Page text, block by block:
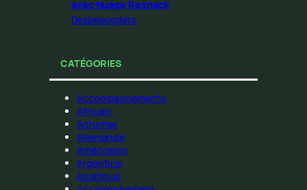
avec Nuage Resnack
Desbeauxplats
CATÉGORIES
Accompagnements
Africain
Agrumes
Allemande
Américaine
Argentine
Asiatique